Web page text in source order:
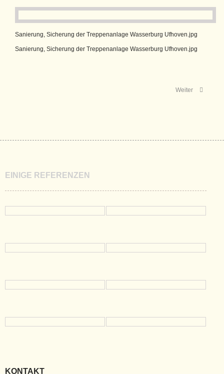
Sanierung, Sicherung der Treppenanlage Wasserburg Ufhoven.jpg
Sanierung, Sicherung der Treppenanlage Wasserburg Ufhoven.jpg
Weiter
EINIGE REFERENZEN
KONTAKT